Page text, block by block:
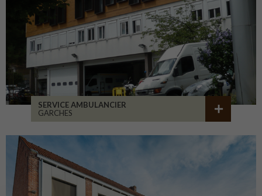
SERVICE AMBULANCIER
GARCHES